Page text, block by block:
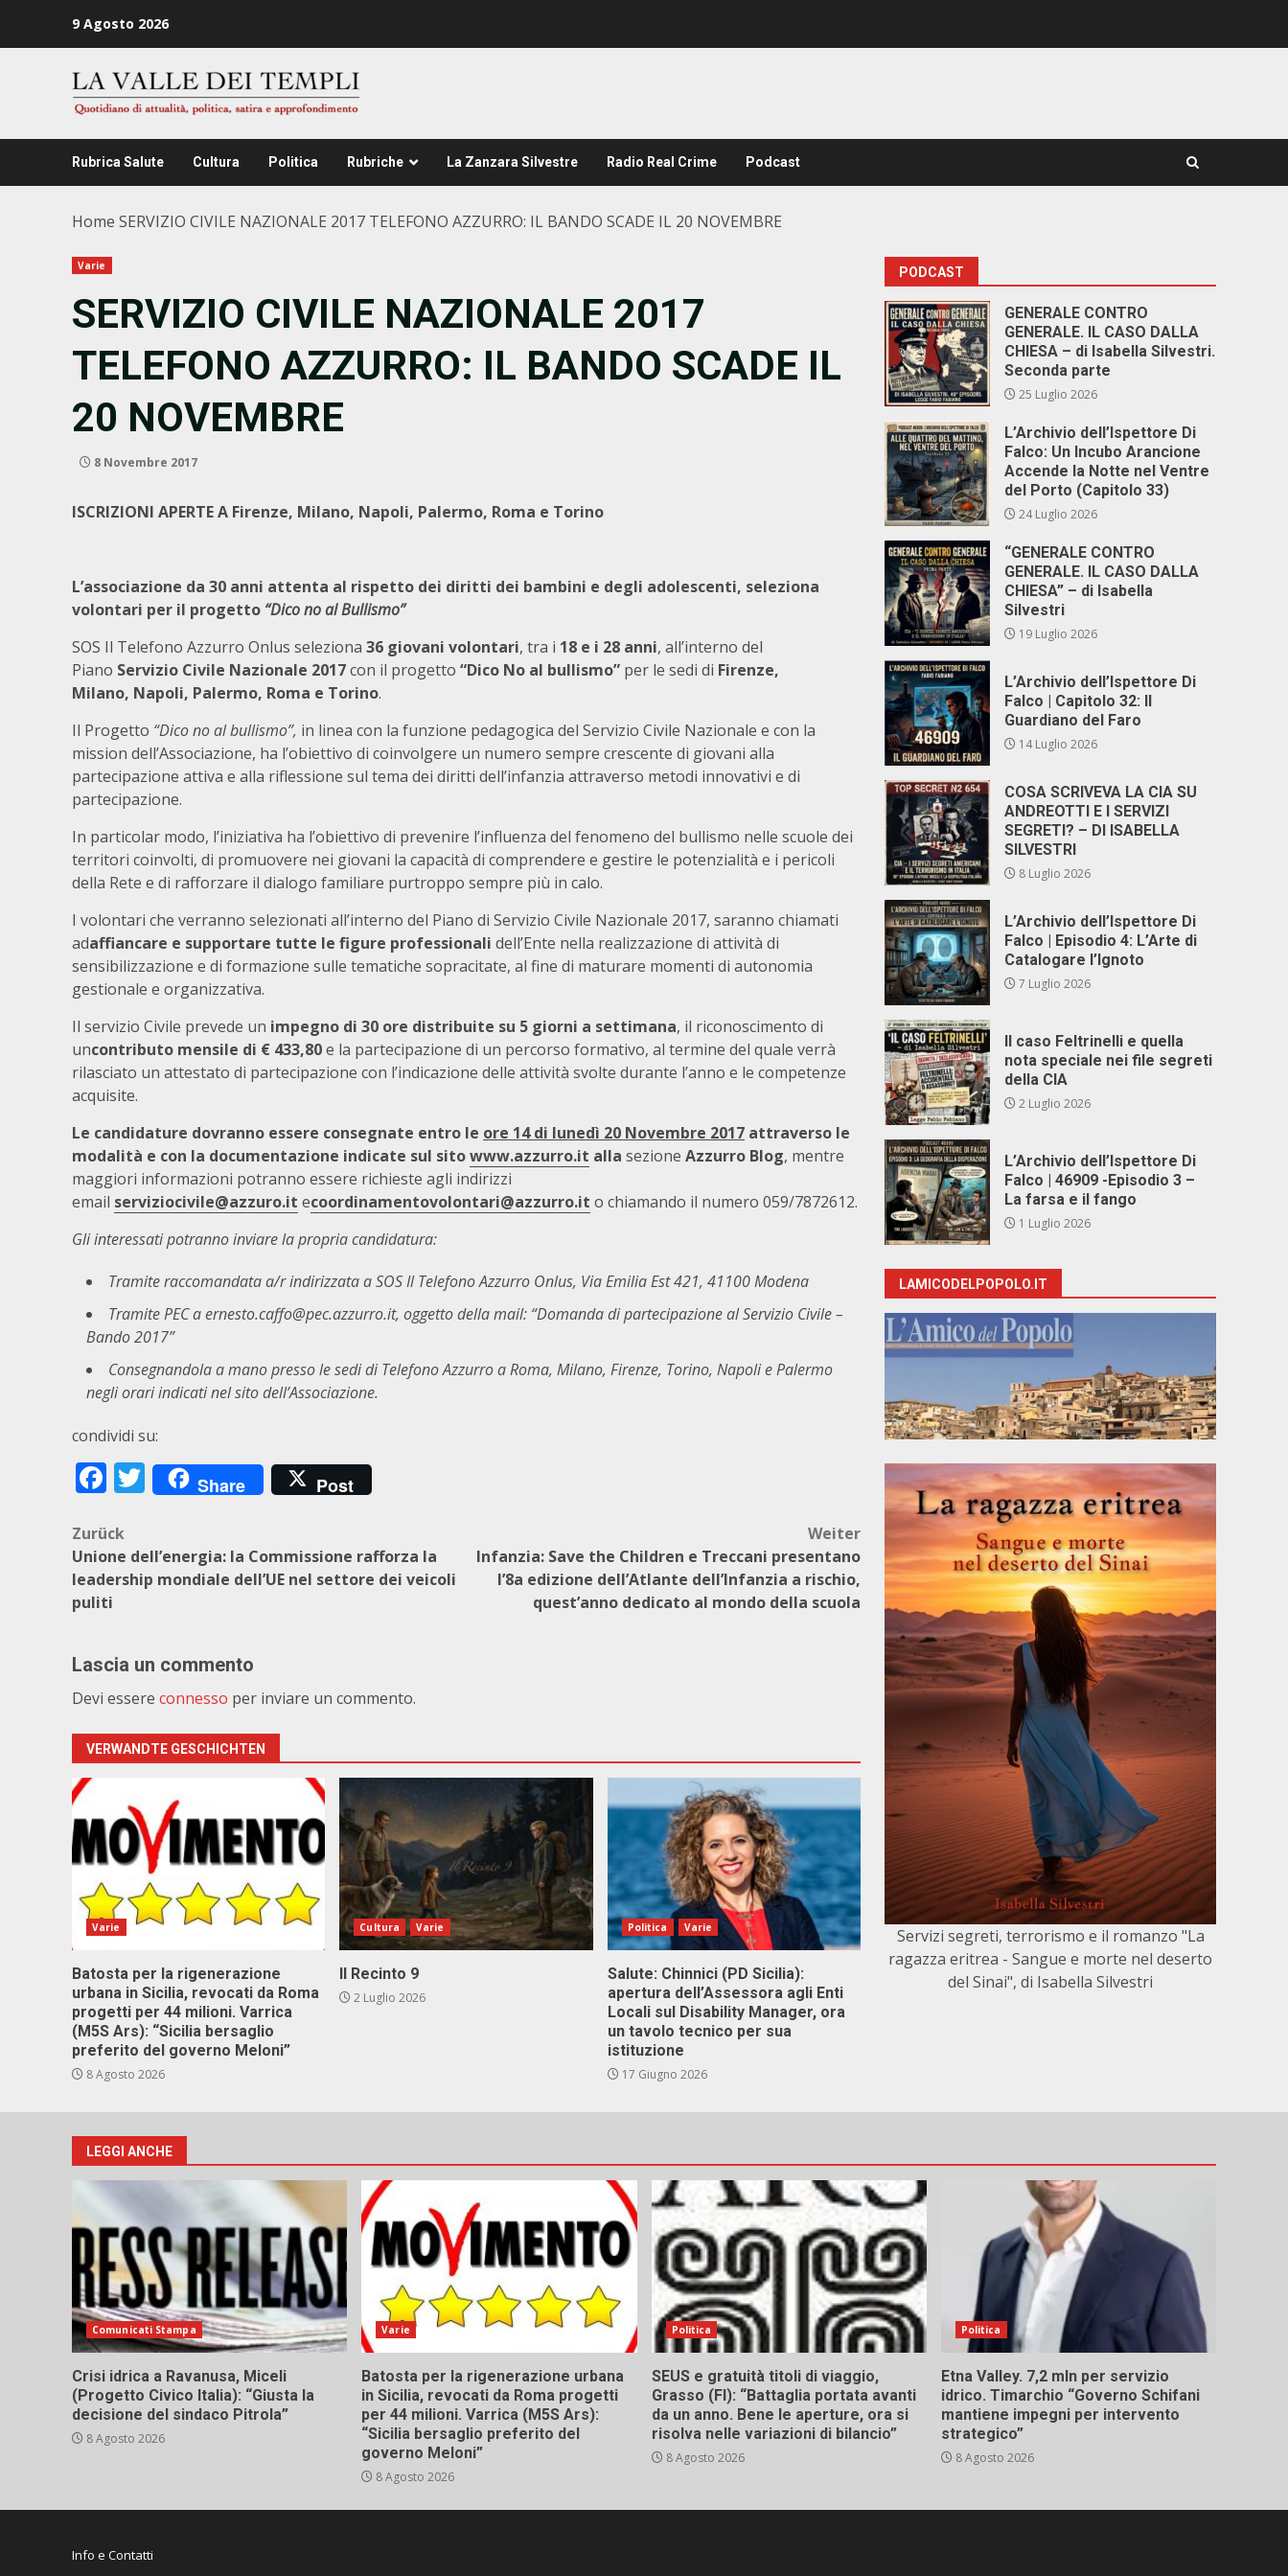
9 Agosto 2026
Rubrica Salute Cultura Politica Rubriche La Zanzara Silvestre Radio Real Crime Podcast
Home SERVIZIO CIVILE NAZIONALE 2017 TELEFONO AZZURRO: IL BANDO SCADE IL 20 NOVEMBRE
Varie
SERVIZIO CIVILE NAZIONALE 2017
TELEFONO AZZURRO: IL BANDO SCADE IL
20 NOVEMBRE
8 Novembre 2017
ISCRIZIONI APERTE A Firenze, Milano, Napoli, Palermo, Roma e Torino
L’associazione da 30 anni attenta al rispetto dei diritti dei bambini e degli adolescenti, seleziona
volontari per il progetto “Dico no al Bullismo”
SOS Il Telefono Azzurro Onlus seleziona 36 giovani volontari, tra i 18 e i 28 anni, all’interno del
Piano Servizio Civile Nazionale 2017con il progetto “Dico No al bullismo” per le sedi di Firenze,
Milano, Napoli, Palermo, Roma e Torino.
Il Progetto “Dico no al bullismo”, in linea con la funzione pedagogica del Servizio Civile Nazionale e con la
mission dell’Associazione, ha l’obiettivo di coinvolgere un numero sempre crescente di giovani alla
partecipazione attiva e alla riflessione sul tema dei diritti dell’infanzia attraverso metodi innovativi e di
partecipazione.
In particolar modo, l’iniziativa ha l’obiettivo di prevenire l’influenza del fenomeno del bullismo nelle scuole dei
territori coinvolti, di promuovere nei giovani la capacità di comprendere e gestire le potenzialità e i pericoli
della Rete e di rafforzare il dialogo familiare purtroppo sempre più in calo.
I volontari che verranno selezionati all’interno del Piano di Servizio Civile Nazionale 2017, saranno chiamati
adaffiancare e supportare tutte le figure professionali dell’Ente nella realizzazione di attività di
sensibilizzazione e di formazione sulle tematiche sopracitate, al fine di maturare momenti di autonomia
gestionale e organizzativa.
Il servizio Civile prevede un impegno di 30 ore distribuite su 5 giorni a settimana, il riconoscimento di
uncontributo mensile di € 433,80e la partecipazione di un percorso formativo, al termine del quale verrà
rilasciato un attestato di partecipazione con l’indicazione delle attività svolte durante l’anno e le competenze
acquisite.
Le candidature dovranno essere consegnate entro le ore 14 di lunedì 20 Novembre 2017 attraverso le
modalità e con la documentazione indicate sul sitowww.azzurro.it alla sezione Azzurro Blog, mentre
maggiori informazioni potranno essere richieste agli indirizzi
email serviziocivile@azzuro.it ecoordinamentovolontari@azzurro.it o chiamando il numero 059/7872612.
Gli interessati potranno inviare la propria candidatura:
Tramite raccomandata a/r indirizzata a SOS Il Telefono Azzurro Onlus, Via Emilia Est 421, 41100 Modena
Tramite PEC aernesto.caffo@pec.azzurro.it, oggetto della mail: “Domanda di partecipazione al Servizio Civile –
Bando 2017”
Consegnandola a mano presso le sedi di Telefono Azzurro a Roma, Milano, Firenze, Torino, Napoli e Palermo
negli orari indicati nel sito dell’Associazione.
condividi su:
Facebook
Twitter
Share Post
Beitragsnavigation
Zurück
Unione dell’energia: la Commissione rafforza la
leadership mondiale dell’UE nel settore dei veicoli
puliti
Weiter
Infanzia: Save the Children e Treccani presentano
l’8a edizione dell’Atlante dell’Infanzia a rischio,
quest’anno dedicato al mondo della scuola
Lascia un commento
Devi essere connesso per inviare un commento.
VERWANDTE GESCHICHTEN
Varie
Batosta per la rigenerazione
urbana in Sicilia, revocati da Roma
progetti per 44 milioni. Varrica
(M5S Ars): “Sicilia bersaglio
preferito del governo Meloni”
8 Agosto 2026
Cultura Varie
Il Recinto 9
2 Luglio 2026
Politica Varie
Salute: Chinnici (PD Sicilia):
apertura dell’Assessora agli Enti
Locali sul Disability Manager, ora
un tavolo tecnico per sua
istituzione
17 Giugno 2026
PODCAST
GENERALE CONTRO
GENERALE. IL CASO DALLA
CHIESA – di Isabella Silvestri.
Seconda parte
25 Luglio 2026
L’Archivio dell’Ispettore Di
Falco: Un Incubo Arancione
Accende la Notte nel Ventre
del Porto (Capitolo 33)
24 Luglio 2026
“GENERALE CONTRO
GENERALE. IL CASO DALLA
CHIESA” – di Isabella
Silvestri
19 Luglio 2026
L’Archivio dell’Ispettore Di
Falco | Capitolo 32: Il
Guardiano del Faro
14 Luglio 2026
COSA SCRIVEVA LA CIA SU
ANDREOTTI E I SERVIZI
SEGRETI? – DI ISABELLA
SILVESTRI
8 Luglio 2026
L’Archivio dell’Ispettore Di
Falco | Episodio 4: L’Arte di
Catalogare l’Ignoto
7 Luglio 2026
Il caso Feltrinelli e quella
nota speciale nei file segreti
della CIA
2 Luglio 2026
L’Archivio dell’Ispettore Di
Falco | 46909 -Episodio 3 –
La farsa e il fango
1 Luglio 2026
LAMICODELPOPOLO.IT
Servizi segreti, terrorismo e il romanzo "La
ragazza eritrea - Sangue e morte nel deserto
del Sinai", di Isabella Silvestri
LEGGI ANCHE
Comunicati Stampa
Crisi idrica a Ravanusa, Miceli
(Progetto Civico Italia): “Giusta la
decisione del sindaco Pitrola”
8 Agosto 2026
Varie
Batosta per la rigenerazione urbana
in Sicilia, revocati da Roma progetti
per 44 milioni. Varrica (M5S Ars):
“Sicilia bersaglio preferito del
governo Meloni”
8 Agosto 2026
Politica
SEUS e gratuità titoli di viaggio,
Grasso (FI): “Battaglia portata avanti
da un anno. Bene le aperture, ora si
risolva nelle variazioni di bilancio”
8 Agosto 2026
Politica
Etna Valley. 7,2 mln per servizio
idrico. Timarchio “Governo Schifani
mantiene impegni per intervento
strategico”
8 Agosto 2026
Info e Contatti